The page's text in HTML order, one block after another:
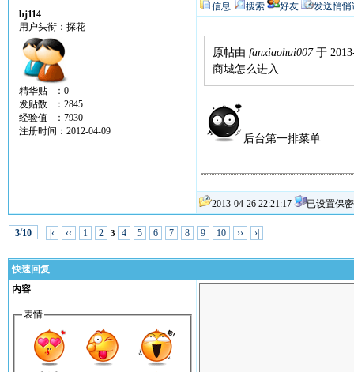
bj114
用户头衔：探花
精华贴 ：0
发贴数 ：2845
经验值 ：7930
注册时间：2012-04-09
信息 搜索 好友 发送悄悄
原帖由 fanxiaohui007于
商城怎么进入
后台第一排菜单
2013-04-26 22:21:17 已设置保密
3/10 |‹ ‹‹ 1 2 3 4 5 6 7 8 9 10 ›› ›|
快速回复
内容
表情